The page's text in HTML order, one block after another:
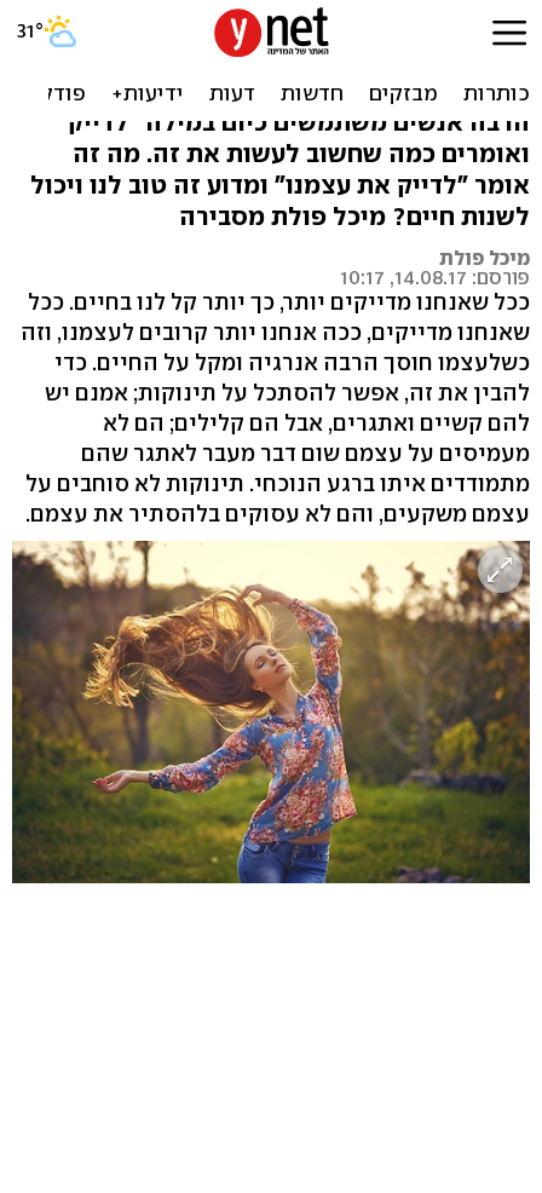
דברו מדויק: הדרך להגשמה
הרבה אנשים משתמשים כיום במילה "לדייק"
ואומרים כמה שחשוב לעשות את זה. מה זה
אומר "לדייק את עצמנו" ומדוע זה טוב לנו ויכול
לשנות חיים? מיכל פולת מסבירה
מיכל פולת
פורסם: 14.08.17, 10:17
ככל שאנחנו מדייקים יותר, כך יותר קל לנו בחיים. ככל
שאנחנו מדייקים, ככה אנחנו יותר קרובים לעצמנו, וזה
כשלעצמו חוסך הרבה אנרגיה ומקל על החיים. כדי
להבין את זה, אפשר להסתכל על תינוקות; אמנם יש
להם קשיים ואתגרים, אבל הם קלילים; הם לא
מעמיסים על עצמם שום דבר מעבר לאתגר שהם
מתמודדים איתו ברגע הנוכחי. תינוקות לא סוחבים על
עצמם משקעים, והם לא עסוקים בלהסתיר את עצמם.